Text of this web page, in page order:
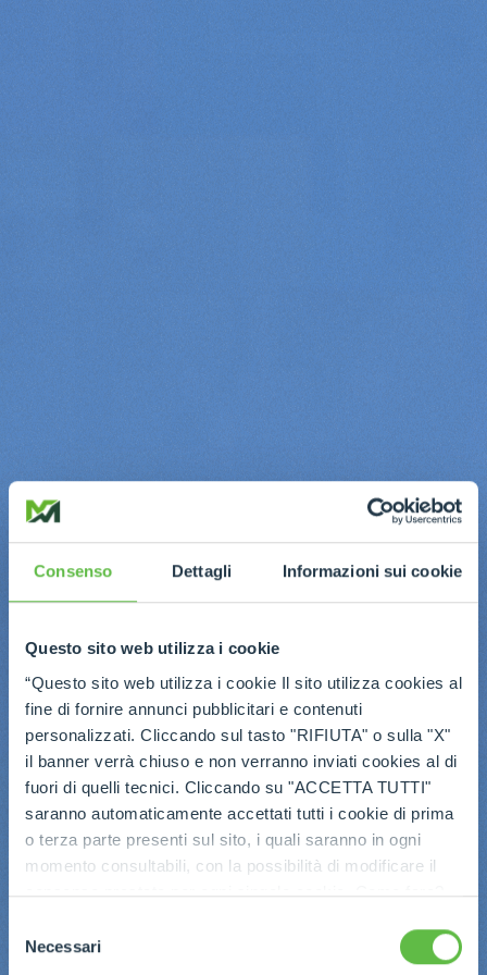
Consenso Dettagli Informazioni sui cookie
Questo sito web utilizza i cookie
“Questo sito web utilizza i cookie Il sito utilizza cookies al
fine di fornire annunci pubblicitari e contenuti
personalizzati. Cliccando sul tasto "RIFIUTA" o sulla "X"
il banner verrà chiuso e non verranno inviati cookies al di
fuori di quelli tecnici. Cliccando su "ACCETTA TUTTI"
saranno automaticamente accettati tutti i cookie di prima
o terza parte presenti sul sito, i quali saranno in ogni
momento consultabili, con la possibilità di modificare il
consenso prestato per ogni singolo cookie. Come fare?
ogni pagina, selezionare "Modifichi il suo consenso" e
delNecessari